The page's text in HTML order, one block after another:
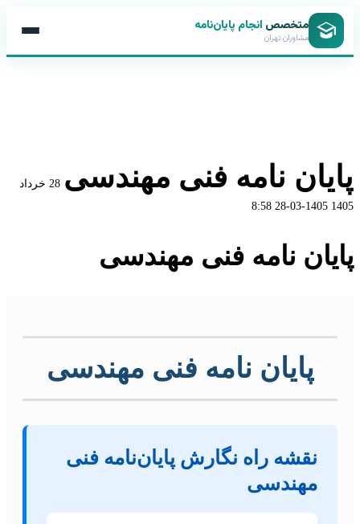
متخصصانجام پایان‌نامه
مشاوران تهران
پایان نامه فنی مهندسی
28 خرداد
1405
1405-03-28 8:58
پایان نامه فنی مهندسی
پایان نامه فنی مهندسی
نقشه راه نگارش پایان‌نامه فنی
مهندسی